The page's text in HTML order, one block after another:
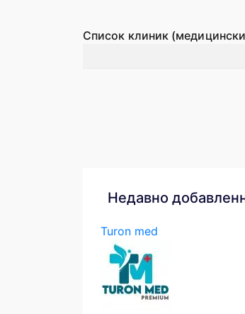
Список клиник
Недавно
Turon med